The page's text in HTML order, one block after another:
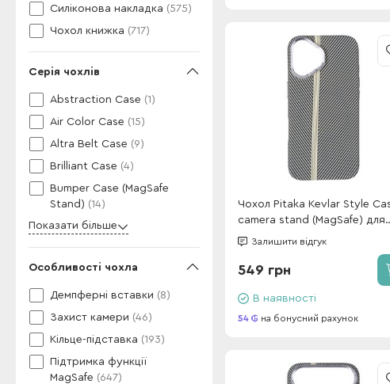
Силіконова накладка (575)
Чохол книжка (717)
Серія чохлів
Abstraction Case (1)
Air Color Case (15)
Altra Belt Case (9)
Brilliant Case (4)
Bumper Case (MagSafe
Stand) (14)
Показати більше
Особливості чохла
Демпферні вставки (8)
Захист камери (46)
Кільце-підставка (193)
Підтримка функції
MagSafe (647)
Чохол Pitaka Kevlar Style
camera stand (MagSafe) для
iPhone 17 Desert Gold (box)
Залишити відгук
549 грн
В наявності
54 на бонусний рахунок